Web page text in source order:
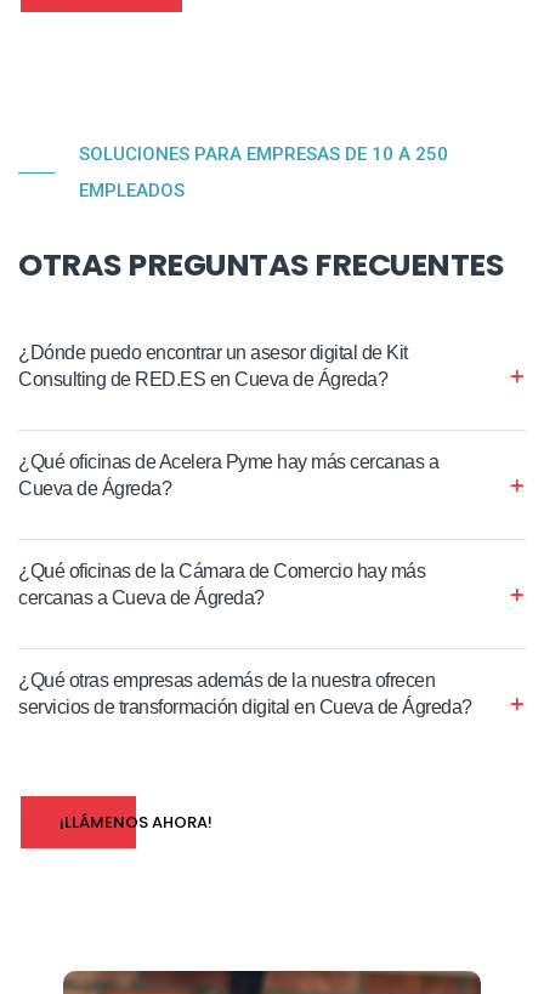
SOLUCIONES PARA EMPRESAS DE 10 A 250
EMPLEADOS
OTRAS PREGUNTAS FRECUENTES
¿Dónde puedo encontrar un asesor digital de Kit
Consulting de RED.ES en Cueva de Ágreda?
¿Qué oficinas de Acelera Pyme hay más cercanas a
Cueva de Ágreda?
¿Qué oficinas de la Cámara de Comercio hay más
cercanas a Cueva de Ágreda?
¿Qué otras empresas además de la nuestra ofrecen
servicios de transformación digital en Cueva de Ágreda?
¡LLÁMENOS AHORA!